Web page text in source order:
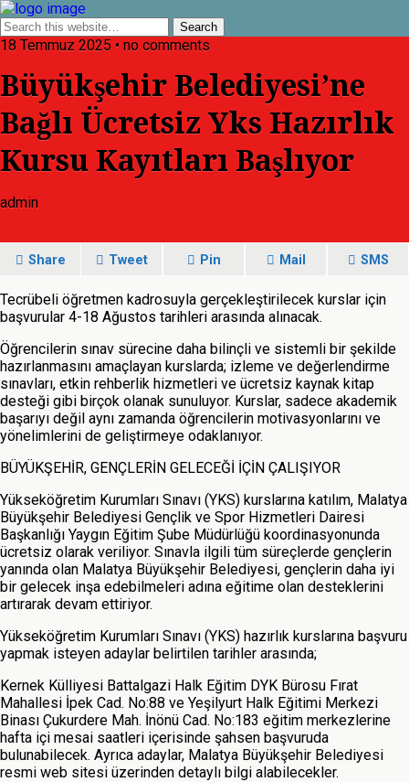
18 Temmuz 2025 • no comments
Büyükşehir Belediyesi’ne
Bağlı Ücretsiz Yks Hazırlık
Kursu Kayıtları Başlıyor
admin
Share Tweet Pin Mail SMS
Tecrübeli öğretmen kadrosuyla gerçekleştirilecek kurslar için
başvurular 4-18 Ağustos tarihleri arasında alınacak.
Öğrencilerin sınav sürecine daha bilinçli ve sistemli bir şekilde
hazırlanmasını amaçlayan kurslarda; izleme ve değerlendirme
sınavları, etkin rehberlik hizmetleri ve ücretsiz kaynak kitap
desteği gibi birçok olanak sunuluyor. Kurslar, sadece akademik
başarıyı değil aynı zamanda öğrencilerin motivasyonlarını ve
yönelimlerini de geliştirmeye odaklanıyor.
BÜYÜKŞEHİR, GENÇLERİN GELECEĞİ İÇİN ÇALIŞIYOR
Yükseköğretim Kurumları Sınavı (YKS) kurslarına katılım, Malatya
Büyükşehir Belediyesi Gençlik ve Spor Hizmetleri Dairesi
Başkanlığı Yaygın Eğitim Şube Müdürlüğü koordinasyonunda
ücretsiz olarak veriliyor. Sınavla ilgili tüm süreçlerde gençlerin
yanında olan Malatya Büyükşehir Belediyesi, gençlerin daha iyi
bir gelecek inşa edebilmeleri adına eğitime olan desteklerini
artırarak devam ettiriyor.
Yükseköğretim Kurumları Sınavı (YKS) hazırlık kurslarına başvuru
yapmak isteyen adaylar belirtilen tarihler arasında;
Kernek Külliyesi Battalgazi Halk Eğitim DYK Bürosu Fırat
Mahallesi İpek Cad. No:88 ve Yeşilyurt Halk Eğitimi Merkezi
Binası Çukurdere Mah. İnönü Cad. No:183 eğitim merkezlerine
hafta içi mesai saatleri içerisinde şahsen başvuruda
bulunabilecek. Ayrıca adaylar, Malatya Büyükşehir Belediyesi
resmi web sitesi üzerinden detaylı bilgi alabilecekler.